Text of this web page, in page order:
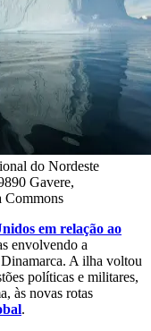
do Nordeste
Gavere,
em relação ao
envolvendo a
A ilha voltou
políticas e militares,
às novas rotas
.